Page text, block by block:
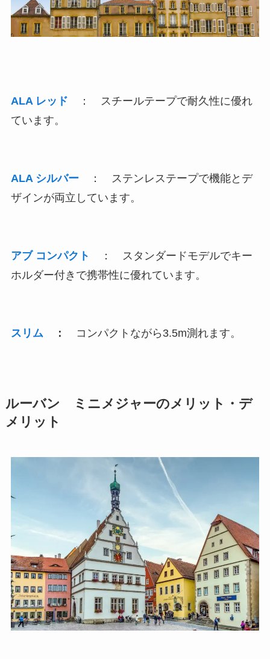
ALA レッド ： スチールテープで耐久性に優れ
ています。
ALA シルバー： ステンレステープで機能とデ
ザインが両立しています。
アブ コンパクト
： スタンダードモデルでキー
ホルダー付きで携帯性に優れています。
スリム ： コンパクトながら3.5m測れます。
ルーバン ミニメジャーのメリット・デ
メリット